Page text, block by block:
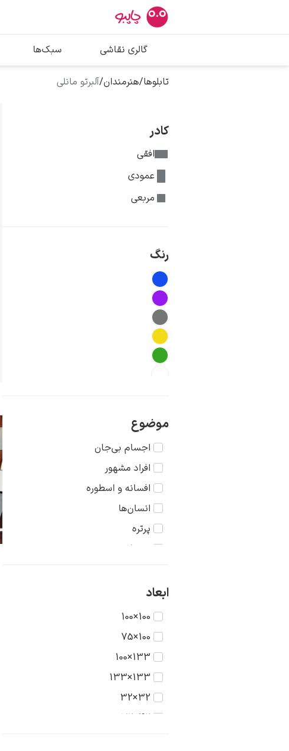
بیشترین جستجوها
پیکاسو
تابلو بوسه
گالری نقاشی سبک‌ها
تابلوها/هنرمندان/آلبرتو مانلی
کادر
افقی
عمودی
مربعی
رنگ
موضوع
اجسام بی‌جان
افراد مشهور
افسانه و اسطوره
انسان‌ها
پرتره
تاریخ
حیوانات
دریا
دورنما
دوشیزگان
رنگ‌ها
روستا
سکون
ابعاد
100×100
100×75
133×100
133×133
32×32
42×32